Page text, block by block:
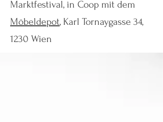
Marktfestival, in Coop mit dem
Möbeldepot, Karl Tornaygasse 34,
1230 Wien